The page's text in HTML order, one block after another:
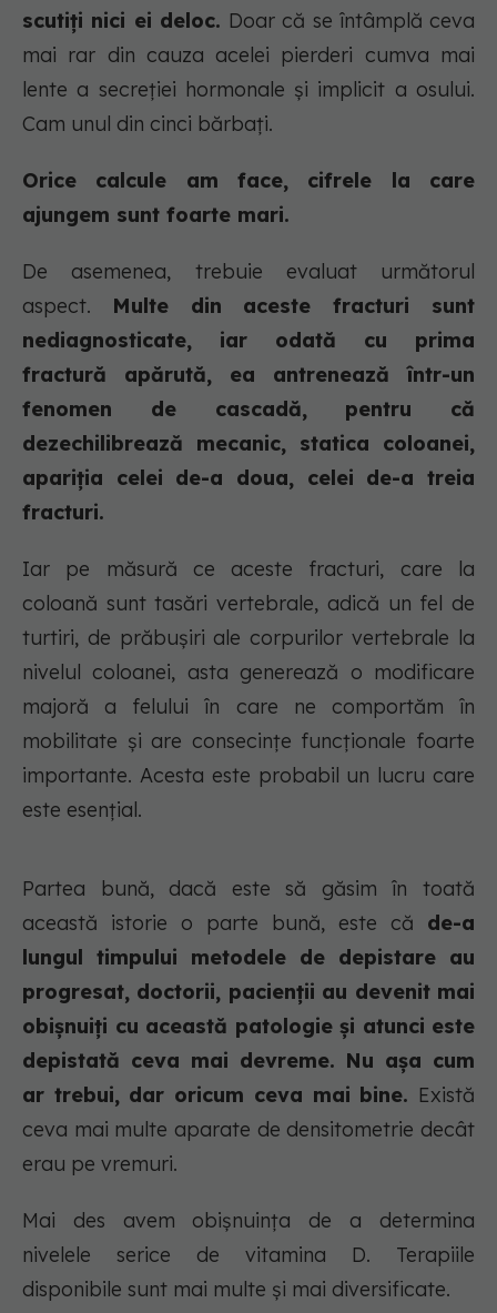
scutiți nici ei deloc. Doar că se întâmplă ceva
mai rar din cauza acelei pierderi cumva mai
lente a secreției hormonale și implicit a osului.
Cam unul din cinci bărbați.
Orice calcule am face, cifrele la care
ajungem sunt foarte mari.
De asemenea, trebuie evaluat următorul
aspect. Multe din aceste fracturi sunt
nediagnosticate, iar odată cu prima
fractură apărută, ea antrenează într-un
fenomen de cascadă, pentru că
dezechilibrează mecanic, statica coloanei,
apariția celei de-a doua, celei de-a treia
fracturi.
Iar pe măsură ce aceste fracturi, care la
coloană sunt tasări vertebrale, adică un fel de
turtiri, de prăbușiri ale corpurilor vertebrale la
nivelul coloanei, asta generează o modificare
majoră a felului în care ne comportăm în
mobilitate și are consecințe funcționale foarte
importante. Acesta este probabil un lucru care
este esențial.
Partea bună, dacă este să găsim în toată
această istorie o parte bună, este că de-a
lungul timpului metodele de depistare au
progresat, doctorii, pacienții au devenit mai
obișnuiți cu această patologie și atunci este
depistată ceva mai devreme. Nu așa cum
ar trebui, dar oricum ceva mai bine. Există
ceva mai multe aparate de densitometrie decât
erau pe vremuri.
Mai des avem obișnuința de a determina
nivelele serice de vitamina D. Terapiile
disponibile sunt mai multe și mai diversificate.